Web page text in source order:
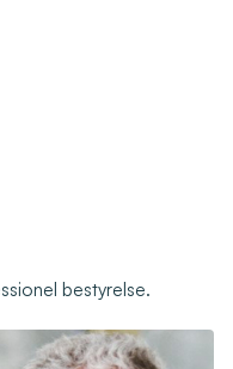
bestyrelse.